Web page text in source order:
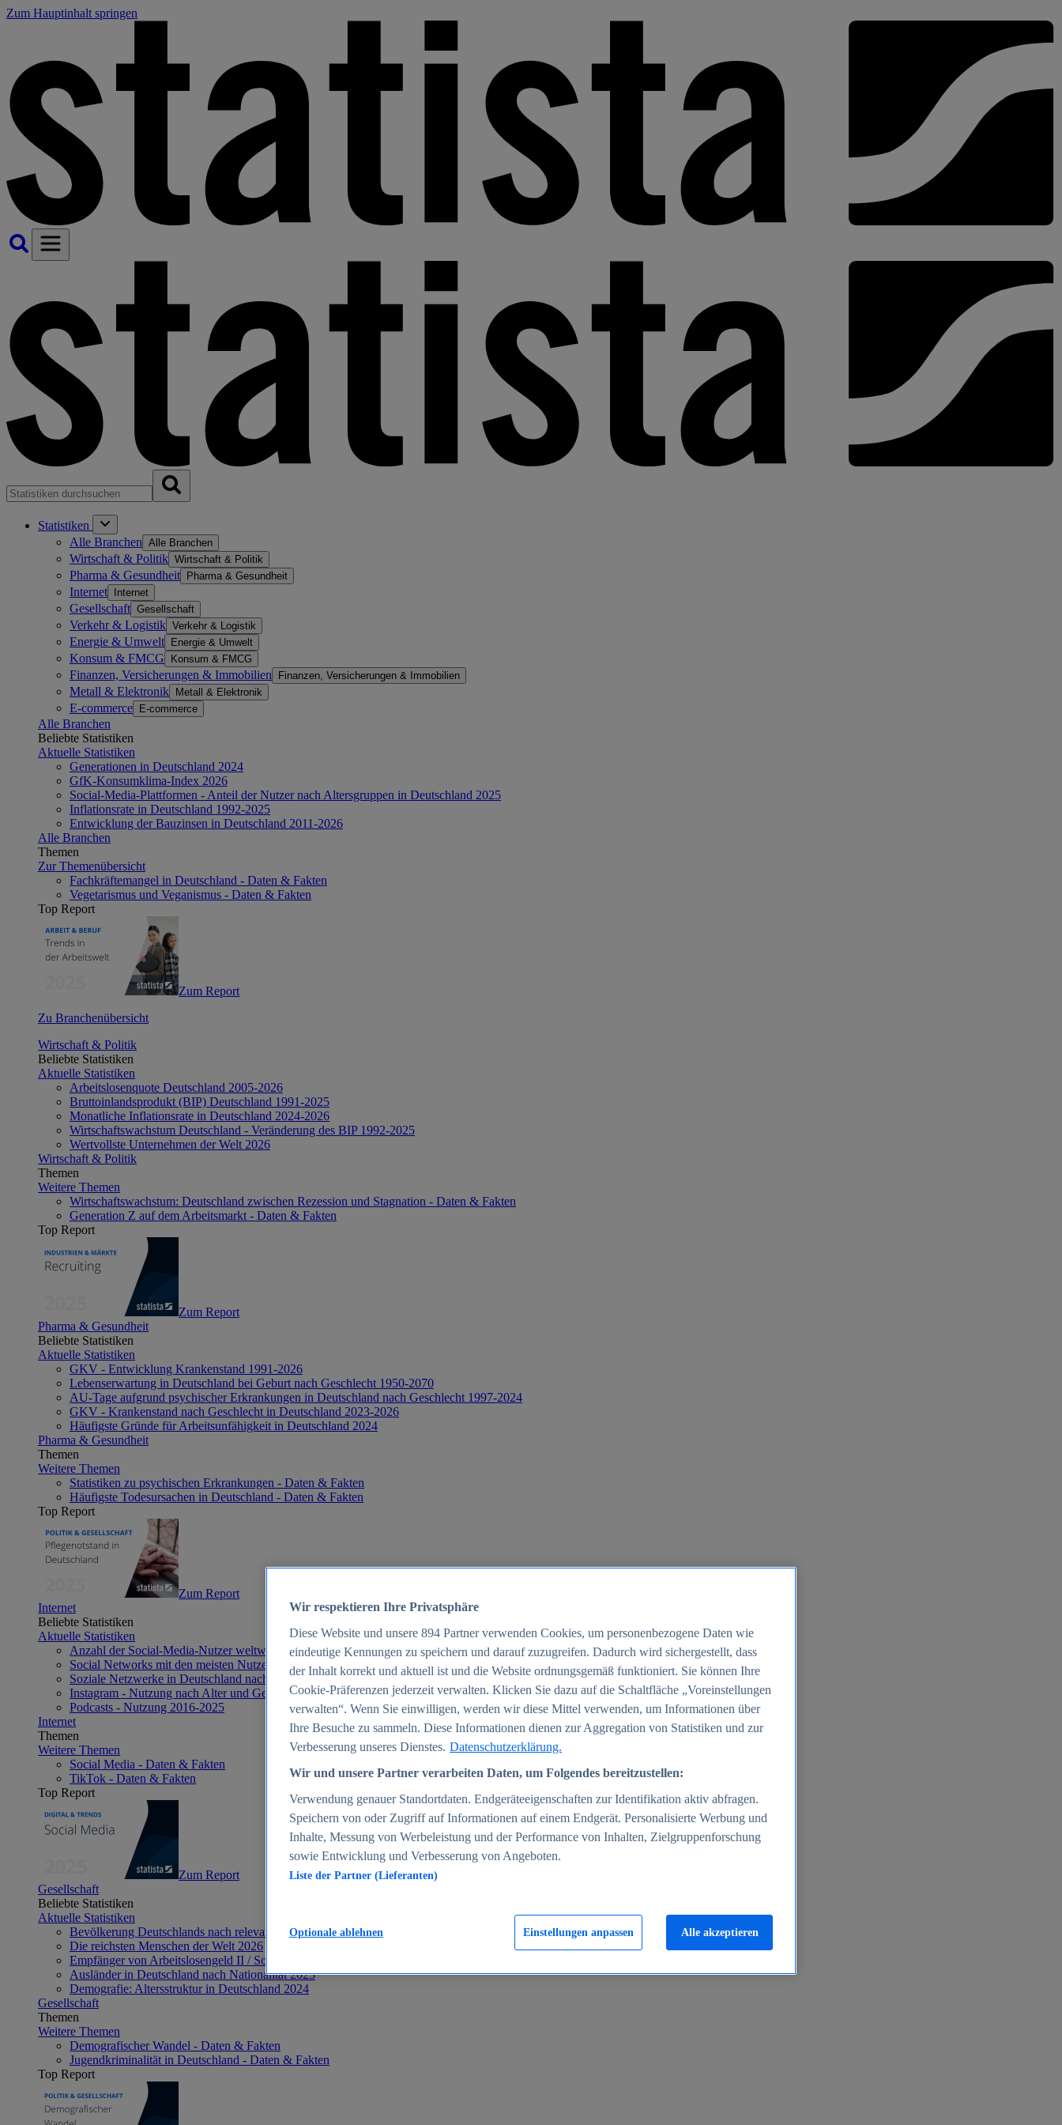
Zum Hauptinhalt springen
Statistiken
Alle Branchen Alle Branchen
Wirtschaft & Politik Wirtschaft & Politik
Pharma & Gesundheit Pharma & Gesundheit
Internet Internet
Gesellschaft Gesellschaft
Verkehr & Logistik Verkehr & Logistik
Energie & Umwelt Energie & Umwelt
Konsum & FMCG Konsum & FMCG
Finanzen, Versicherungen & Immobilien Finanzen, Versicherungen & Immobilien
Metall & Elektronik Metall & Elektronik
E-commerce E-commerce
Alle Branchen
Beliebte Statistiken
Aktuelle Statistiken
Generationen in Deutschland 2024
GfK-Konsumklima-Index 2026
Social-Media-Plattformen - Anteil der Nutzer nach Altersgruppen in Deutschland 2025
Inflationsrate in Deutschland 1992-2025
Entwicklung der Bauzinsen in Deutschland 2011-2026
Alle Branchen
Themen
Zur Themenübersicht
Fachkräftemangel in Deutschland - Daten & Fakten
Vegetarismus und Veganismus - Daten & Fakten
Top Report
Zum Report
Zu Branchenübersicht
Wirtschaft & Politik
Beliebte Statistiken
Aktuelle Statistiken
Arbeitslosenquote Deutschland 2005-2026
Bruttoinlandsprodukt (BIP) Deutschland 1991-2025
Monatliche Inflationsrate in Deutschland 2024-2026
Wirtschaftswachstum Deutschland - Veränderung des BIP 1992-2025
Wertvollste Unternehmen der Welt 2026
Wirtschaft & Politik
Themen
Weitere Themen
Wirtschaftswachstum: Deutschland zwischen Rezession und Stagnation - Daten & Fakten
Generation Z auf dem Arbeitsmarkt - Daten & Fakten
Top Report
Zum Report
Pharma & Gesundheit
Beliebte Statistiken
Aktuelle Statistiken
GKV - Entwicklung Krankenstand 1991-2026
Lebenserwartung in Deutschland bei Geburt nach Geschlecht 1950-2070
AU-Tage aufgrund psychischer Erkrankungen in Deutschland nach Geschlecht 1997-2024
GKV - Krankenstand nach Geschlecht in Deutschland 2023-2026
Häufigste Gründe für Arbeitsunfähigkeit in Deutschland 2024
Pharma & Gesundheit
Themen
Weitere Themen
Statistiken zu psychischen Erkrankungen - Daten & Fakten
Häufigste Todesursachen in Deutschland - Daten & Fakten
Top Report
Zum Report
Internet
Beliebte Statistiken
Aktuelle Statistiken
Anzahl der Social-Media-Nutzer weltweit 2012-2025
Social Networks mit den meisten Nutzern weltweit 2025
Soziale Netzwerke in Deutschland nach Generationen 2025
Instagram - Nutzung nach Alter und Geschlecht in Deutschland 2025
Podcasts - Nutzung 2016-2025
Internet
Themen
Weitere Themen
Social Media - Daten & Fakten
TikTok - Daten & Fakten
Top Report
Zum Report
Gesellschaft
Beliebte Statistiken
Aktuelle Statistiken
Bevölkerung Deutschlands nach relevanten Altersgruppen 2024
Die reichsten Menschen der Welt 2026
Empfänger von Arbeitslosengeld II / Sozialgeld / Bürgergeld in Deutschland 2005-2025
Ausländer in Deutschland nach Nationalität 2025
Demografie: Altersstruktur in Deutschland 2024
Gesellschaft
Themen
Weitere Themen
Demografischer Wandel - Daten & Fakten
Jugendkriminalität in Deutschland - Daten & Fakten
Top Report
Wir respektieren Ihre Privatsphäre
Diese Website und unsere 894 Partner verwenden Cookies, um personenbezogene Daten wie
eindeutige Kennungen zu speichern und darauf zuzugreifen. Dadurch wird sichergestellt, dass
der Inhalt korrekt und aktuell ist und die Website ordnungsgemäß funktioniert. Sie können Ihre
Cookie-Präferenzen jederzeit verwalten. Klicken Sie dazu auf die Schaltfläche „Voreinstellungen
verwalten“. Wenn Sie einwilligen, werden wir diese Mittel verwenden, um Informationen über
Ihre Besuche zu sammeln. Diese Informationen dienen zur Aggregation von Statistiken und zur
Verbesserung unseres Dienstes. Datenschutzerklärung.
Wir und unsere Partner verarbeiten Daten, um Folgendes bereitzustellen:
Verwendung genauer Standortdaten. Endgeräteeigenschaften zur Identifikation aktiv abfragen.
Speichern von oder Zugriff auf Informationen auf einem Endgerät. Personalisierte Werbung und
Inhalte, Messung von Werbeleistung und der Performance von Inhalten, Zielgruppenforschung
sowie Entwicklung und Verbesserung von Angeboten.
Liste der Partner (Lieferanten)
Einstellungen anpassen
Optionale ablehnen Alle akzeptieren